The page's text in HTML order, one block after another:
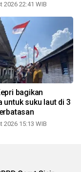
2026 22:41 WIB
bagikan
untuk suku laut di 3
2026 15:13 WIB